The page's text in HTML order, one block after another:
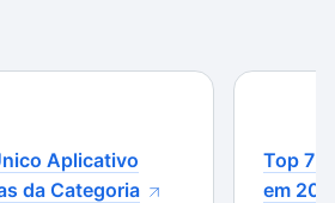
adaptar ao ritmo de jogo lento
18 Wheels of Steel: Haulin’.
outro título da série
Aplicativo
da Categoria
Top 7
em